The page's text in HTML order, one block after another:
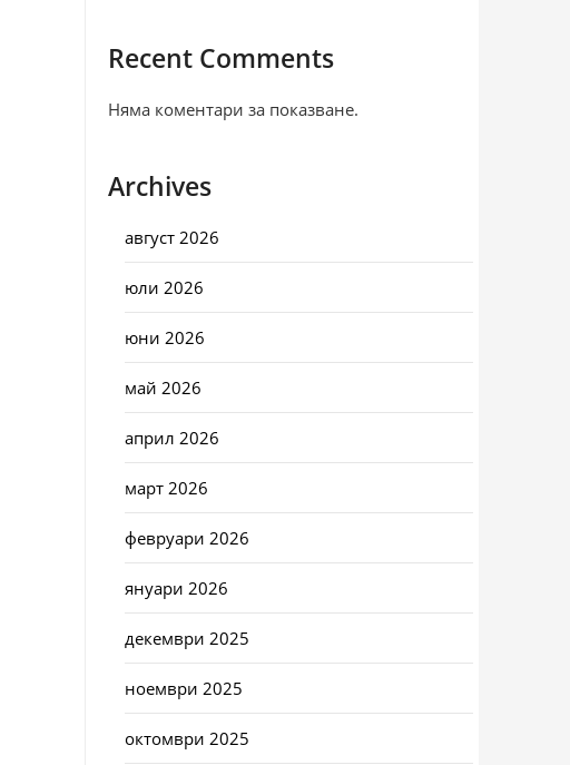
Recent Comments
Няма коментари за показване.
Archives
август 2026
юли 2026
юни 2026
май 2026
април 2026
март 2026
февруари 2026
януари 2026
декември 2025
ноември 2025
октомври 2025